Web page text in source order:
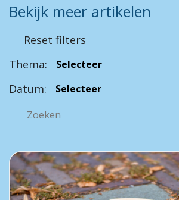
Bekijk meer artikelen
Reset filters
Thema:
Datum: